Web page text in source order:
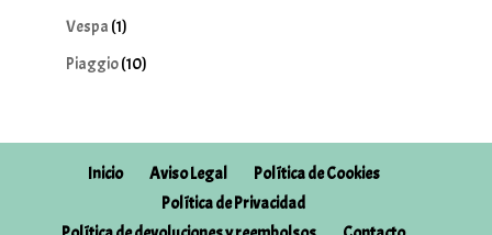
Vespa 11
producto
Piaggio 1010
Inicio Aviso Legal
Política de Cookies
Política de Privacidad